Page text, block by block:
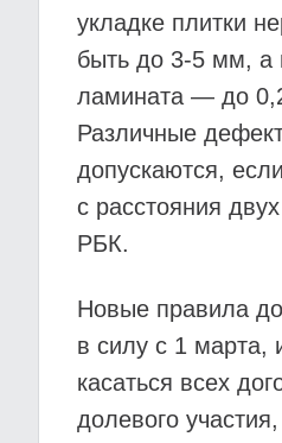
укладке плитки
быть до 3-5 мм, а
ламината — до
Различные
допускаются,
с расстояния
РБК.
Новые правила
в силу с 1 марта,
касаться всех
долевого